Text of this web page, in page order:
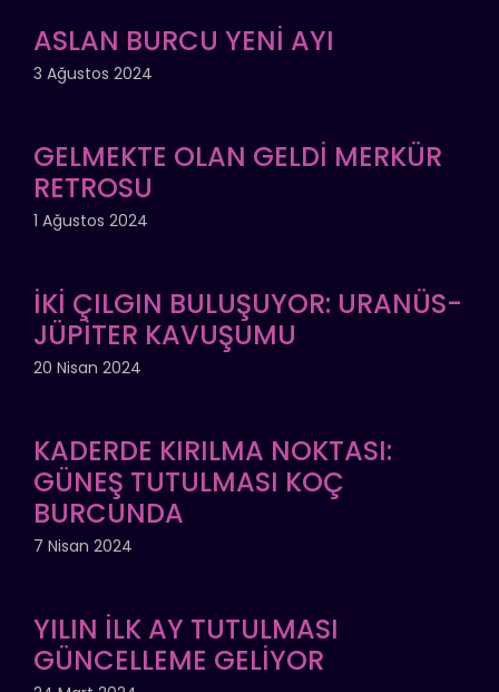
ASLAN BURCU YENİ AYI
3 Ağustos 2024
GELMEKTE OLAN GELDİ MERKÜR
RETROSU
1 Ağustos 2024
İKİ ÇILGIN BULUŞUYOR: URANÜS-
JÜPİTER KAVUŞUMU
20 Nisan 2024
KADERDE KIRILMA NOKTASI:
GÜNEŞ TUTULMASI KOÇ
BURCUNDA
7 Nisan 2024
YILIN İLK AY TUTULMASI
GÜNCELLEME GELİYOR